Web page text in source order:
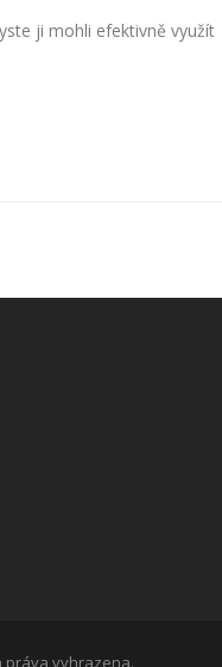
ji mohli efektivně využít
práva vyhrazena.